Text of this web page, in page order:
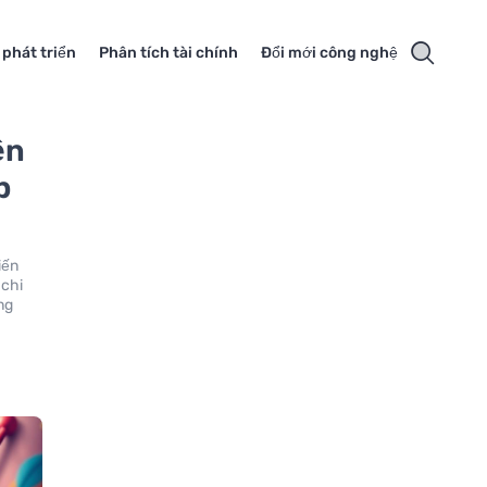
phát triển Phân tích tài chính Đổi mới công nghệ